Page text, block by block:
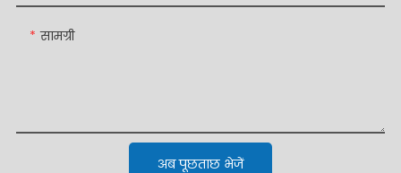
सामग्री
अब पूछताछ भेजें